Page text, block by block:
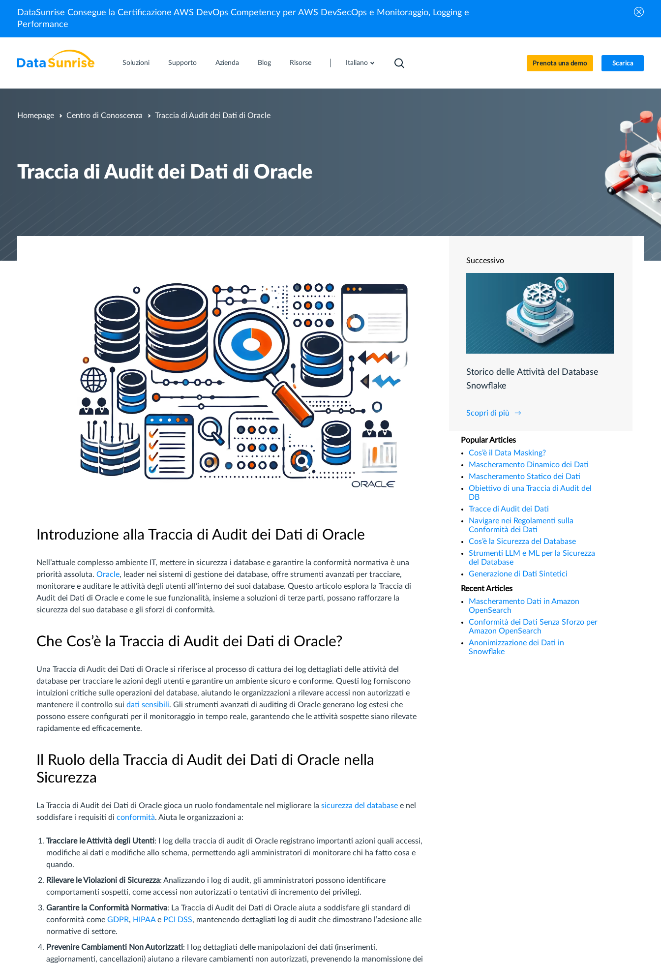
DataSunrise Consegue la Certificazione AWS DevOps Competency per AWS DevSecOps e Monitoraggio, Logging e
Performance
Soluzioni Supporto Azienda Blog Risorse Italiano Prenota una demo Scarica
Homepage Centro di Conoscenza Traccia di Audit dei Dati di Oracle
Traccia di Audit dei Dati di Oracle
Introduzione alla Traccia di Audit dei Dati di Oracle
Nell’attuale complesso ambiente IT, mettere in sicurezza i database e garantire la conformità normativa è una
priorità assoluta. Oracle, leader nei sistemi di gestione dei database, offre strumenti avanzati per tracciare,
monitorare e auditare le attività degli utenti all’interno dei suoi database. Questo articolo esplora la Traccia di
Audit dei Dati di Oracle e come le sue funzionalità, insieme a soluzioni di terze parti, possano rafforzare la
sicurezza del suo database e gli sforzi di conformità.
Che Cos’è la Traccia di Audit dei Dati di Oracle?
Una Traccia di Audit dei Dati di Oracle si riferisce al processo di cattura dei log dettagliati delle attività del
database per tracciare le azioni degli utenti e garantire un ambiente sicuro e conforme. Questi log forniscono
intuizioni critiche sulle operazioni del database, aiutando le organizzazioni a rilevare accessi non autorizzati e
mantenere il controllo sui dati sensibili. Gli strumenti avanzati di auditing di Oracle generano log estesi che
possono essere configurati per il monitoraggio in tempo reale, garantendo che le attività sospette siano rilevate
rapidamente ed efficacemente.
Il Ruolo della Traccia di Audit dei Dati di Oracle nella
Sicurezza
La Traccia di Audit dei Dati di Oracle gioca un ruolo fondamentale nel migliorare la sicurezza del database e nel
soddisfare i requisiti di conformità. Aiuta le organizzazioni a:
Tracciare le Attività degli Utenti: I log della traccia di audit di Oracle registrano importanti azioni quali accessi,
modifiche ai dati e modifiche allo schema, permettendo agli amministratori di monitorare chi ha fatto cosa e
quando.
Rilevare le Violazioni di Sicurezza: Analizzando i log di audit, gli amministratori possono identificare
comportamenti sospetti, come accessi non autorizzati o tentativi di incremento dei privilegi.
Garantire la Conformità Normativa: La Traccia di Audit dei Dati di Oracle aiuta a soddisfare gli standard di
conformità come GDPR, HIPAAe PCI DSS, mantenendo dettagliati log di audit che dimostrano l’adesione alle
normative di settore.
Prevenire Cambiamenti Non Autorizzati: I log dettagliati delle manipolazioni dei dati (inserimenti,
aggiornamenti, cancellazioni) aiutano a rilevare cambiamenti non autorizzati, prevenendo la manomissione dei
Successivo
Storico delle Attività del Database
Snowflake
Scopri di più
Popular Articles
Cos’è il Data Masking?
Mascheramento Dinamico dei Dati
Mascheramento Statico dei Dati
Obiettivo di una Traccia di Audit del
DB
Tracce di Audit dei Dati
Navigare nei Regolamenti sulla
Conformità dei Dati
Cos’è la Sicurezza del Database
Strumenti LLM e ML per la Sicurezza
del Database
Generazione di Dati Sintetici
Recent Articles
Mascheramento Dati in Amazon
OpenSearch
Conformità dei Dati Senza Sforzo per
Amazon OpenSearch
Anonimizzazione dei Dati in
Snowflake